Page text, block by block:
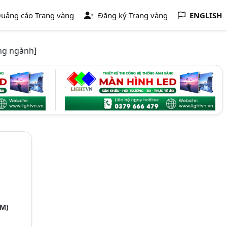
cáo Trang vàng Đăng ký Trang vàng ENGLISH
ngành]